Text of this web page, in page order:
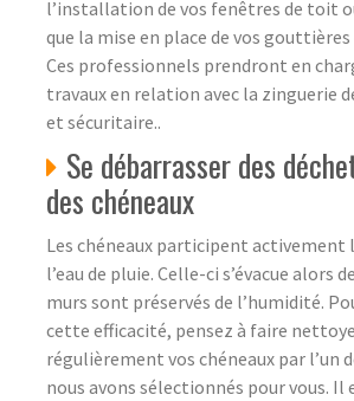
l’installation de vos fenêtres de toit
que la mise en place de vos gouttières
Ces professionnels prendront en
travaux en relation avec la zinguerie
et sécuritaire..
Se débarrasser des
des chéneaux
Les chéneaux participent activement
l’eau de pluie. Celle-ci s’évacue alors
murs sont préservés de l’humidité.
cette efficacité, pensez à faire
régulièrement vos chéneaux par l’un
nous avons sélectionnés pour vous. Il